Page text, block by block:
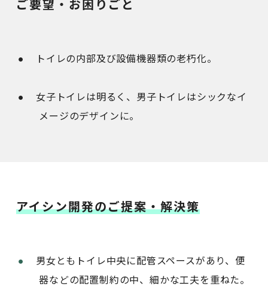
ご要望・お困りごと
トイレの内部及び設備機器類の老朽化。
女子トイレは明るく、男子トイレはシックなイ
メージのデザインに。
アイシン開発のご提案・解決策
男女ともトイレ中央に配管スペースがあり、便
器などの配置制約の中、細かな工夫を重ねた。